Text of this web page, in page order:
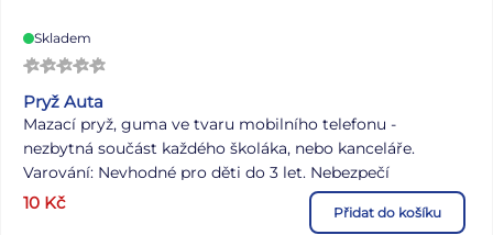
Skladem
Pryž Auta
Mazací pryž, guma ve tvaru mobilního telefonu -
nezbytná součást každého školáka, nebo kanceláře.
Varování: Nevhodné pro děti do 3 let. Nebezpečí
vdechnutí a spolknutí malých částic. Uvedená cena je za
10 Kč Přidat do košíku